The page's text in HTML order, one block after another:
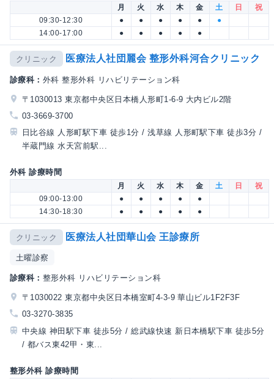
月 火 水 木 金 土 日
祝
09:30-12:30
● ● ● ● ●
●
14:00-17:00
● ● ● ● ●
クリニック 医療法人社団麗会 整形外科河合クリニック
診療科： 外科 整形外科 リハビリテーション科
〒1030013 東京都中央区日本橋人形町1-6-9 大内ビル2階
03-3669-3700
日比谷線 人形町駅下車 徒歩1分 / 浅草線 人形町駅下車 徒歩3分 /
半蔵門線 水天宮前駅...
外科 診療時間
月 火 水 木 金 土 日
祝
09:00-13:00
● ● ● ●
●
14:30-18:30
● ● ● ● ●
クリニック 医療法人社団華山会 王診療所
土曜診察
診療科： 整形外科 リハビリテーション科
〒1030022 東京都中央区日本橋室町4-3-9 華山ビル1F2F3F
03-3270-3835
中央線 神田駅下車 徒歩5分 / 総武線快速 新日本橋駅下車 徒歩5分
/ 都バス東42甲・東...
整形外科 診療時間